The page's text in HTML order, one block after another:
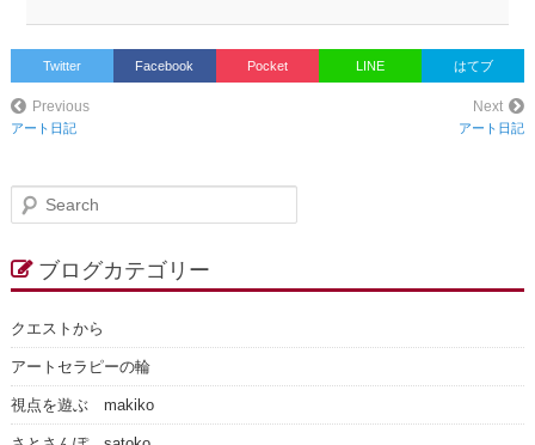
Twitter Facebook Pocket LINE はてブ
Previous
アート日記
Next
アート日記
c
h
ブログカテゴリー
クエストから
アートセラピーの輪
視点を遊ぶ makiko